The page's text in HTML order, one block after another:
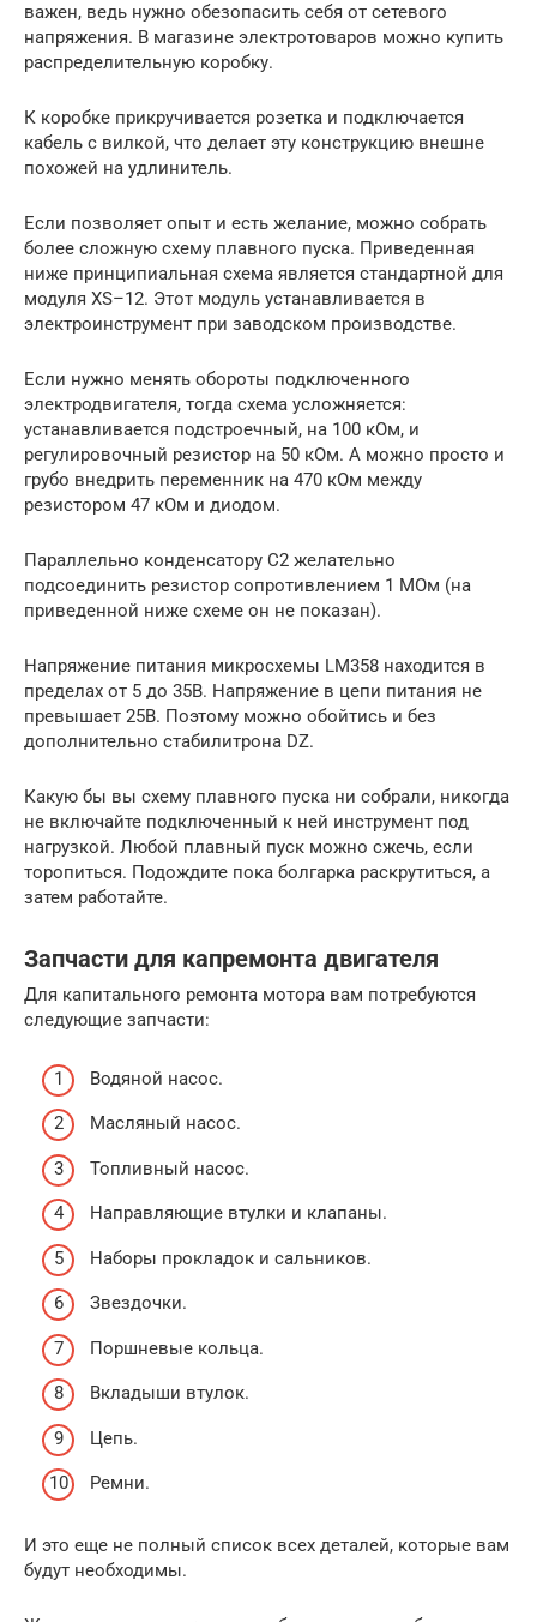
важен, ведь нужно обезопасить себя от сетевого
напряжения. В магазине электротоваров можно купить
распределительную коробку.
К коробке прикручивается розетка и подключается
кабель с вилкой, что делает эту конструкцию внешне
похожей на удлинитель.
Если позволяет опыт и есть желание, можно собрать
более сложную схему плавного пуска. Приведенная
ниже принципиальная схема является стандартной для
модуля XS–12. Этот модуль устанавливается в
электроинструмент при заводском производстве.
Если нужно менять обороты подключенного
электродвигателя, тогда схема усложняется:
устанавливается подстроечный, на 100 кОм, и
регулировочный резистор на 50 кОм. А можно просто и
грубо внедрить переменник на 470 кОм между
резистором 47 кОм и диодом.
Параллельно конденсатору С2 желательно
подсоединить резистор сопротивлением 1 МОм (на
приведенной ниже схеме он не показан).
Напряжение питания микросхемы LM358 находится в
пределах от 5 до 35В. Напряжение в цепи питания не
превышает 25В. Поэтому можно обойтись и без
дополнительно стабилитрона DZ.
Какую бы вы схему плавного пуска ни собрали, никогда
не включайте подключенный к ней инструмент под
нагрузкой. Любой плавный пуск можно сжечь, если
торопиться. Подождите пока болгарка раскрутиться, а
затем работайте.
Запчасти для капремонта двигателя
Для капитального ремонта мотора вам потребуются
следующие запчасти:
Водяной насос.
Масляный насос.
Топливный насос.
Направляющие втулки и клапаны.
Наборы прокладок и сальников.
Звездочки.
Поршневые кольца.
Вкладыши втулок.
Цепь.
Ремни.
И это еще не полный список всех деталей, которые вам
будут необходимы.